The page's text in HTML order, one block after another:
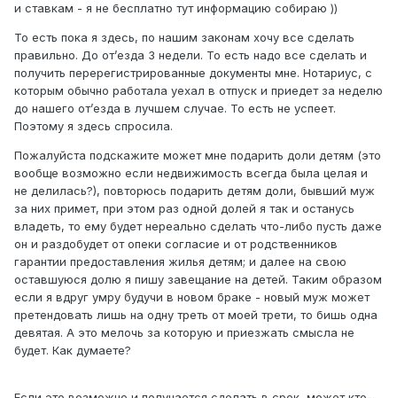
и ставкам - я не бесплатно тут информацию собираю ))
То есть пока я здесь, по нашим законам хочу все сделать
правильно. До от’езда 3 недели. То есть надо все сделать и
получить перерегистрированные документы мне. Нотариус, с
которым обычно работала уехал в отпуск и приедет за неделю
до нашего от’езда в лучшем случае. То есть не успеет.
Поэтому я здесь спросила.
Пожалуйста подскажите может мне подарить доли детям (это
вообще возможно если недвижимость всегда была целая и
не делилась?), повторюсь подарить детям доли, бывший муж
за них примет, при этом раз одной долей я так и останусь
владеть, то ему будет нереально сделать что-либо пусть даже
он и раздобудет от опеки согласие и от родственников
гарантии предоставления жилья детям; и далее на свою
оставшуюся долю я пишу завещание на детей. Таким образом
если я вдруг умру будучи в новом браке - новый муж может
претендовать лишь на одну треть от моей трети, то бишь одна
девятая. А это мелочь за которую и приезжать смысла не
будет. Как думаете?